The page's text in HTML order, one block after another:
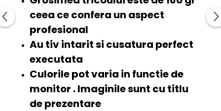
ceea ce confera un aspect
profesional
Au tiv intarit si cusatura perfect
executata
Culorile pot varia in functie de
monitor . Imaginile sunt cu titlu
de prezentare